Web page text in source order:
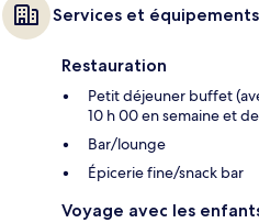
Services et équipements
Restauration
Petit déjeuner buffet
10 h 00 en semaine et
Bar/lounge
Épicerie fine/snack bar
Voyage avec les